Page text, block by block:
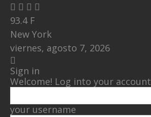
93.4 F
New York
viernes, agosto 7, 2026
Sign in
Welcome! Log into your account
your username